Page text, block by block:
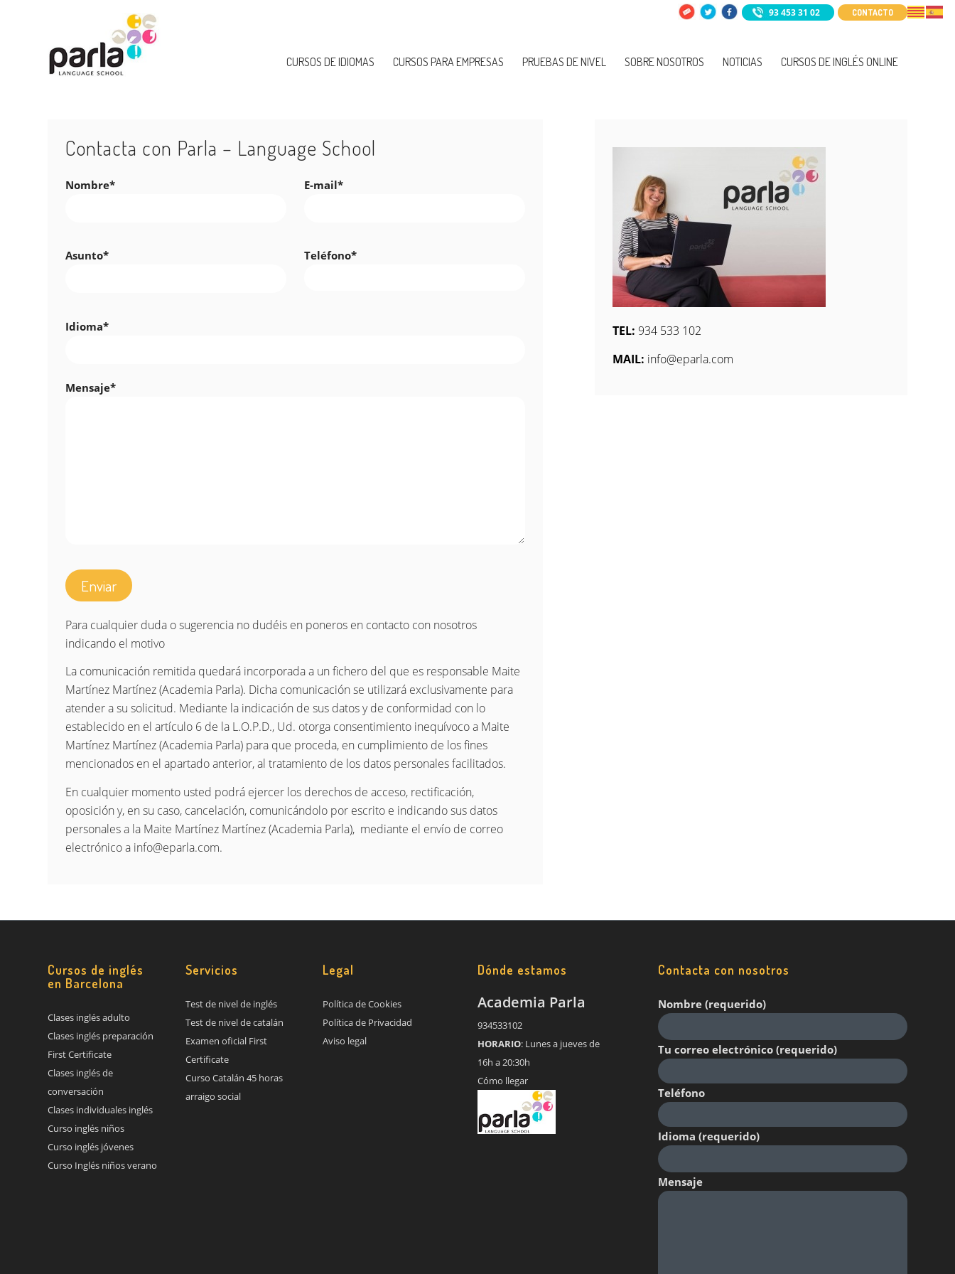
93 453 31 02 CONTACTO
CURSOS DE IDIOMAS CURSOS PARA EMPRESAS PRUEBAS DE NIVEL SOBRE NOSOTROS NOTICIAS CURSOS DE INGLÉS ONLINE
Contacta con Parla – Language School
Nombre* E-mail*
Asunto* Teléfono*
Idioma*
Mensaje*
Por favor, deja este campo vacío.
Para cualquier duda o sugerencia no dudéis en poneros en contacto con nosotros
indicando el motivo
La comunicación remitida quedará incorporada a un fichero del que es responsable Maite
Martínez Martínez (Academia Parla). Dicha comunicación se utilizará exclusivamente para
atender a su solicitud. Mediante la indicación de sus datos y de conformidad con lo
establecido en el artículo 6 de la L.O.P.D., Ud. otorga consentimiento inequívoco a Maite
Martínez Martínez (Academia Parla) para que proceda, en cumplimiento de los fines
mencionados en el apartado anterior, al tratamiento de los datos personales facilitados.
En cualquier momento usted podrá ejercer los derechos de acceso, rectificación,
oposición y, en su caso, cancelación, comunicándolo por escrito e indicando sus datos
personales a la Maite Martínez Martínez (Academia Parla), mediante el envío de correo
electrónico a info@eparla.com.
TEL: 934 533 102
MAIL: info@eparla.com
Cursos de inglés
en Barcelona
Clases inglés adulto
Clases inglés preparación
First Certificate
Clases inglés de
conversación
Clases individuales inglés
Curso inglés niños
Curso inglés jóvenes
Curso Inglés niños verano
Servicios
Test de nivel de inglés
Test de nivel de catalán
Examen oficial First
Certificate
Curso Catalán 45 horas
arraigo social
Legal
Política de Cookies
Política de Privacidad
Aviso legal
Dónde estamos
Academia Parla
934533102
HORARIO: Lunes a jueves de
16h a 20:30h
Cómo llegar
Contacta con nosotros
Nombre (requerido)
Tu correo electrónico (requerido)
Teléfono
Idioma (requerido)
Mensaje